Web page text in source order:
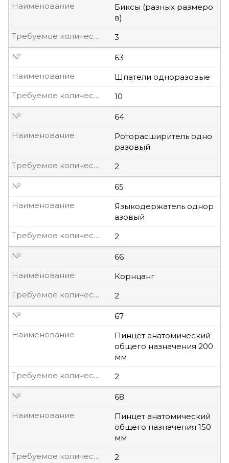
Биксы (разных размеро
в)
Наименование
3
Требуемое количество, шт
63
№
Шпатели одноразовые
Наименование
10
Требуемое количество, шт
64
№
Роторасширитель одно
разовый
Наименование
2
Требуемое количество, шт
65
№
Языкодержатель однор
азовый
Наименование
2
Требуемое количество, шт
66
№
Корнцанг
Наименование
2
Требуемое количество, шт
67
№
Пинцет анатомический
общего назначения 200
мм
Наименование
2
Требуемое количество, шт
68
№
Пинцет анатомический
общего назначения 150
мм
Наименование
2
Требуемое количество, шт